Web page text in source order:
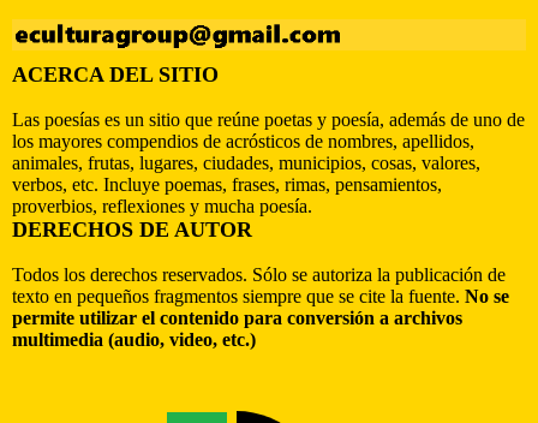
ACERCA DEL SITIO
Las poesías es un sitio que reúne poetas y poesía, además de uno de
los mayores compendios de acrósticos de nombres, apellidos,
animales, frutas, lugares, ciudades, municipios, cosas, valores,
verbos, etc. Incluye poemas, frases, rimas, pensamientos,
proverbios, reflexiones y mucha poesía.
DERECHOS DE AUTOR
Todos los derechos reservados. Sólo se autoriza la publicación de
texto en pequeños fragmentos siempre que se cite la fuente. No se
permite utilizar el contenido para conversión a archivos
multimedia (audio, video, etc.)